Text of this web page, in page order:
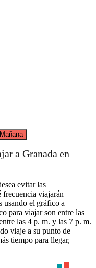
Mañana
a Granada en
evitar las
frecuencia viajarán
usando el gráfico a
para viajar son entre las
las 4 p. m. y las 7 p. m.
viaje a su punto de
tiempo para llegar,